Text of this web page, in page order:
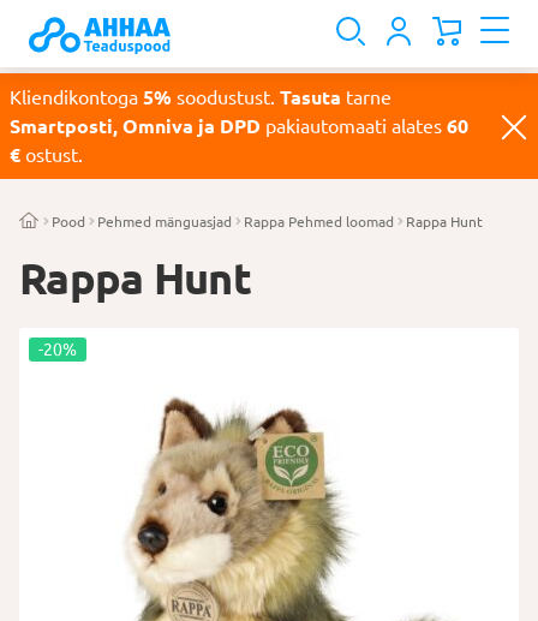
Kliendikontoga 5% soodustust. Tasuta tarne
Smartposti, Omniva ja DPD pakiautomaati alates 60
€ ostust.
Pood Pehmed mänguasjad Rappa Pehmed loomad Rappa Hunt
Rappa Hunt
-20%